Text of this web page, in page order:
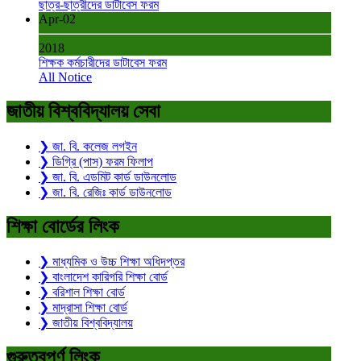
ছাত্র-ছাত্রীদের ডাটাবেস ফরম
Apr-02
2018
শিক্ষক কর্মচারীদের ডাটাবেস ফরম
All Notice
জাতীয় বিশ্ববিদ্যালয় সেবা
❯ জা. বি. কলেজ লগইন
❯ ডিগ্রি (পাস) ফরম ফিলাপ
❯ জা. বি. এডমিট কার্ড ডাউনলোড
❯ জা. বি. রেজিঃ কার্ড ডাউনলোড
শিক্ষা বোর্ডের লিংক
❯ মাধ্যমিক ও উচ্চ শিক্ষা অধিদপ্তর
❯ বাংলাদেশ কারিগরি শিক্ষা বোর্ড
❯ বরিশাল শিক্ষা বোর্ড
❯ মাদ্রাসা শিক্ষা বোর্ড
❯ জাতীয় বিশ্ববিদ্যালয়